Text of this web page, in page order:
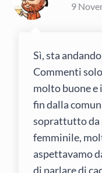
9
Sì, sta
Commenti
molto buone e
fin dalla
soprattutto da
femminile,
aspettavamo
di parlare di